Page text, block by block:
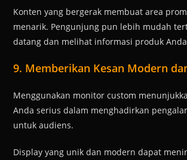
Konten yang bergerak membuat area
menarik. Pengunjung pun lebih mudah
datang dan melihat informasi produk
9. Memberikan Kesan Modern
Menggunakan monitor custom
Anda serius dalam menghadirkan
untuk audiens.
Display yang unik dan modern dapat